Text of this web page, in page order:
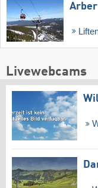
Arber
Livewebcams